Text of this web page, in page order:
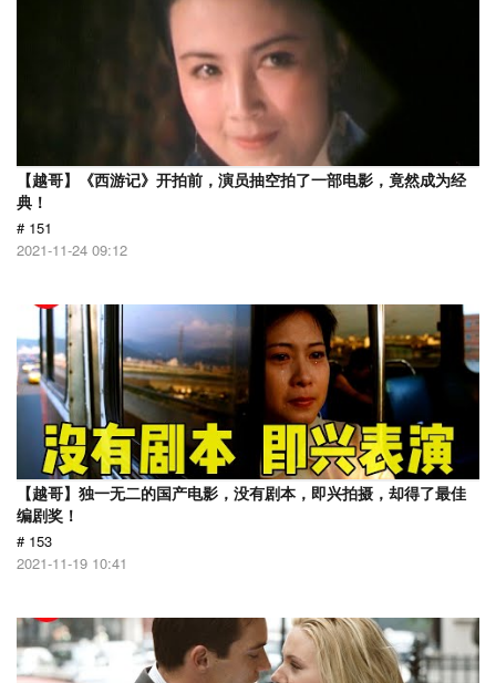
【越哥】《西游记》开拍前，演员抽空拍了一部电影，竟然成为经
典！
# 151
2021-11-24 09:12
【越哥】独一无二的国产电影，没有剧本，即兴拍摄，却得了最佳
编剧奖！
# 153
2021-11-19 10:41